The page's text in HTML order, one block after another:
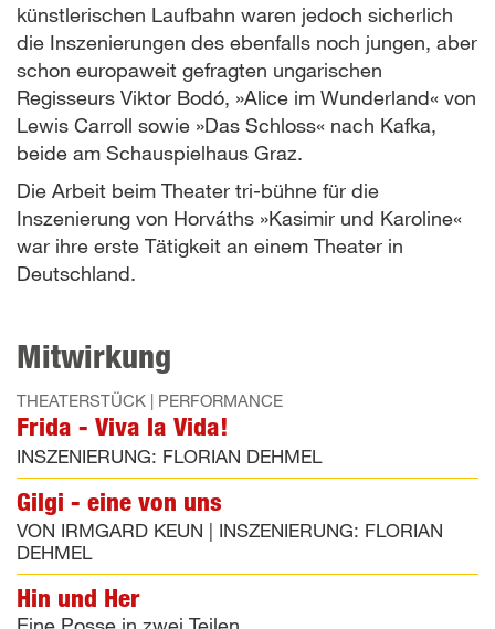
künstlerischen Laufbahn waren jedoch sicherlich
die Inszenierungen des ebenfalls noch jungen, aber
schon europaweit gefragten ungarischen
Regisseurs Viktor Bodó, »Alice im Wunderland« von
Lewis Carroll sowie »Das Schloss« nach Kafka,
beide am Schauspielhaus Graz.
Die Arbeit beim Theater tri-bühne für die
Inszenierung von Horváths »Kasimir und Karoline«
war ihre erste Tätigkeit an einem Theater in
Deutschland.
Mitwirkung
THEATERSTÜCK | PERFORMANCE
Frida - Viva la Vida!
INSZENIERUNG: FLORIAN DEHMEL
Gilgi - eine von uns
VON IRMGARD KEUN | INSZENIERUNG: FLORIAN
DEHMEL
Hin und Her